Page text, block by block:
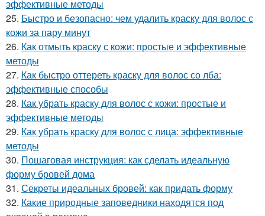
эффективные методы
25. Быстро и безопасно: чем удалить краску для волос с
кожи за пару минут
26. Как отмыть краску с кожи: простые и эффективные
методы
27. Как быстро оттереть краску для волос со лба:
эффективные способы
28. Как убрать краску для волос с кожи: простые и
эффективные методы
29. Как убрать краску для волос с лица: эффективные
методы
30. Пошаговая инструкция: как сделать идеальную
форму бровей дома
31. Секреты идеальных бровей: как придать форму
32. Какие природные заповедники находятся под